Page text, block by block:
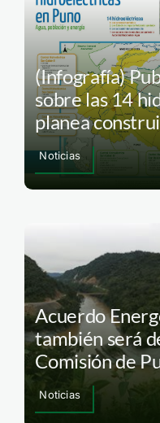
(Infografía)
sobre las 14
planea
Noticias
Acuerdo
también será
Comisión de
Noticias